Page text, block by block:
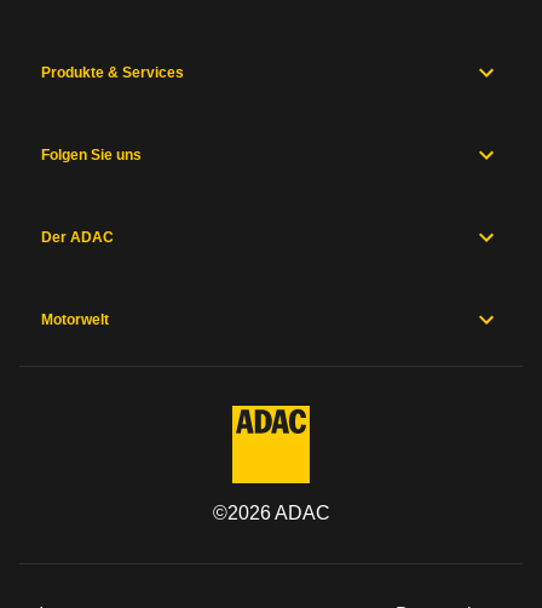
Produkte & Services
Folgen Sie uns
Der ADAC
Motorwelt
©2026ADAC